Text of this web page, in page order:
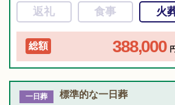
返礼
食事 火
総額 388,000
一日葬 標準的な一日葬